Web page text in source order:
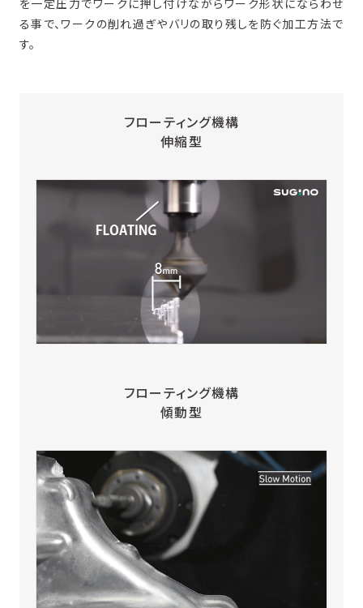
を一定圧力でワークに押し付けながらワーク形状にならわせ
る事で、ワークの削れ過ぎやバリの取り残しを防ぐ加工方法で
す。
フローティング機構
伸縮型
フローティング機構
傾動型